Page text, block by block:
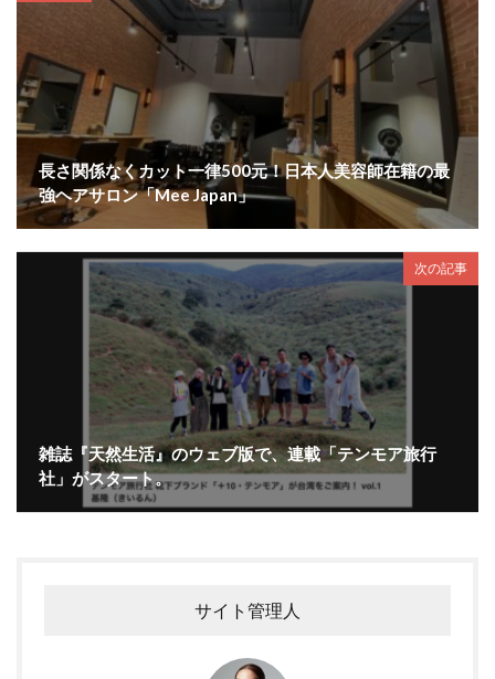
長さ関係なくカット一律500元！日本人美容師在籍の最
強ヘアサロン「Mee Japan」
次の記事
雑誌『天然生活』のウェブ版で、連載「テンモア旅行
社」がスタート。
サイト管理人